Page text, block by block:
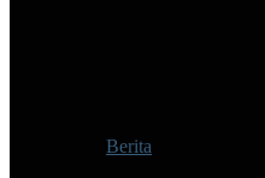
Berita